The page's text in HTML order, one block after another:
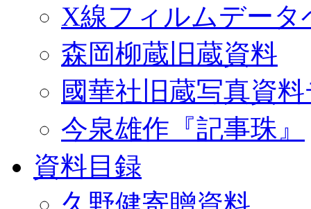
X線フィルムデータ
森岡柳蔵旧蔵資料
國華社旧蔵写真資
今泉雄作『記事珠』
資料目録